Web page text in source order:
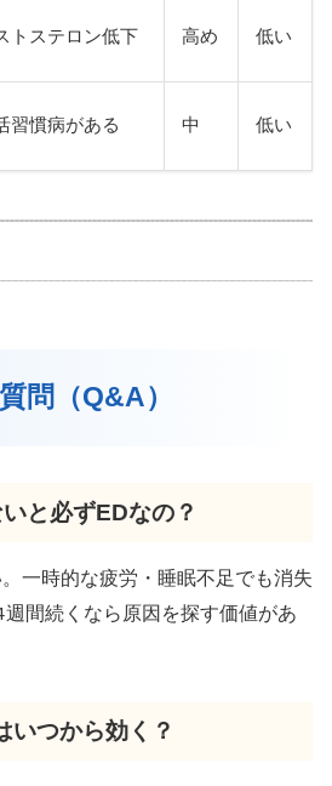
トステロン低下 高め 低い
習慣病がある 中 低い
問（Q&A）
と必ずEDなの？
一時的な疲労・睡眠不足でも消失
間続くなら原因を探す価値があ
いつから効く？